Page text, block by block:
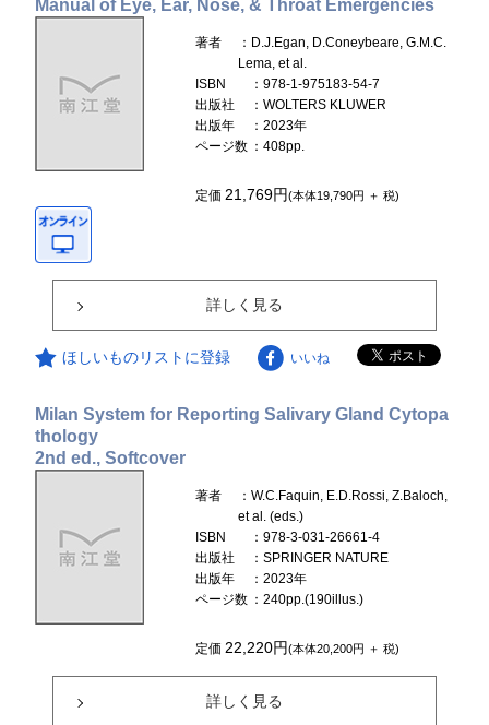
Manual of Eye, Ear, Nose, & Throat Emergencies
著者
：D.J.Egan, D.Coneybeare, G.M.C.
Lema, et al.
ISBN
：978-1-975183-54-7
出版社
：WOLTERS KLUWER
出版年
：2023年
ページ数 ：408pp.
定価21,769円(本体19,790円 ＋ 税)
詳しく見る
ほしいものリストに登録 いいね
Milan System for Reporting Salivary Gland Cytopa
thology
2nd ed., Softcover
著者
：W.C.Faquin, E.D.Rossi, Z.Baloch,
et al. (eds.)
ISBN
：978-3-031-26661-4
出版社
：SPRINGER NATURE
出版年
：2023年
ページ数 ：240pp.(190illus.)
定価22,220円(本体20,200円 ＋ 税)
詳しく見る